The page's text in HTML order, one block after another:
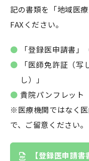
記の書類を「地域医
FAXください。
「登録医申請書」
「医師免許証（
し）」
貴院パンフレット
※医療機関ではなく
で、ご留意ください。
【登録医申請書